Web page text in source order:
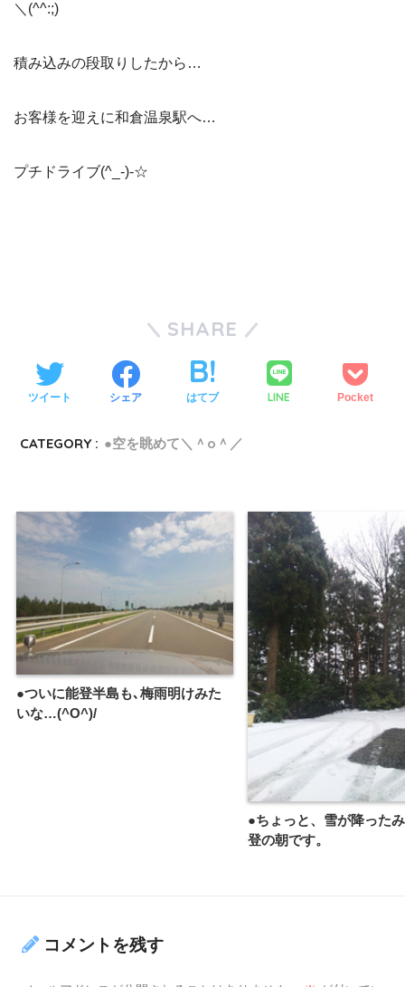
＼(^^:;)
積み込みの段取りしたから…
お客様を迎えに和倉温泉駅へ…
プチドライブ(^_-)-☆
SHARE
ツイート シェア はてブ LINE Pocket
CATEGORY : ●空を眺めて＼＾o＾／
●ついに能登半島も､梅雨明けみた
いな…(^O^)/
●ちょっと、雪が降った
登の朝です。
コメントを残す